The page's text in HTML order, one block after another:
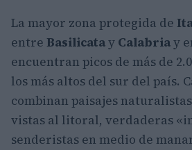
La mayor zona protegida de
entre Basilicatay Calabriay
encuentran picos de más de
los más altos del sur del país.
combinan paisajes
vistas al litoral, verdaderas
senderistas en medio de